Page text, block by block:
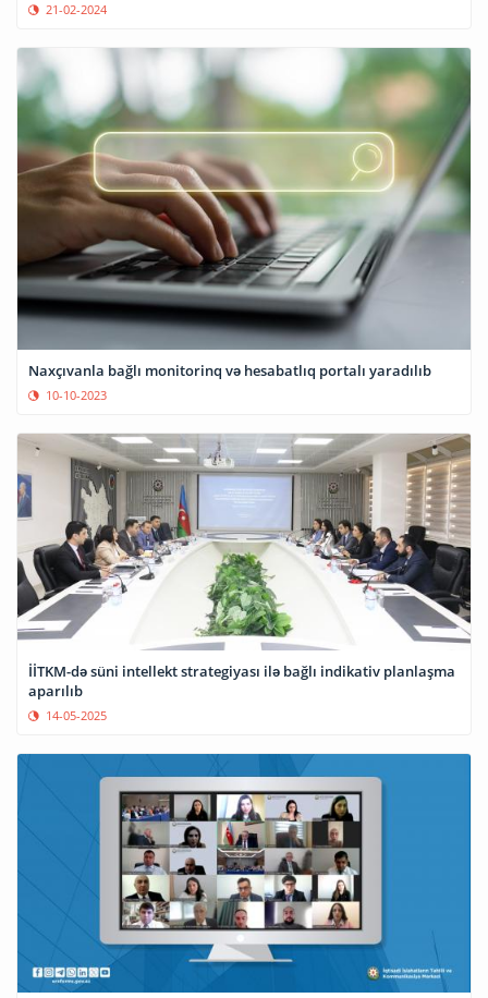
21-02-2024
Naxçıvanla bağlı monitorinq və hesabatlıq portalı yaradılıb
10-10-2023
İİTKM-də süni intellekt strategiyası ilə bağlı indikativ planlaşma
aparılıb
14-05-2025